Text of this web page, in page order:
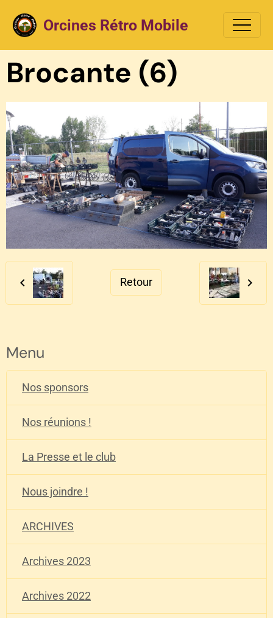
Orcines Rétro Mobile
Brocante (6)
Retour
Menu
Nos sponsors
Nos réunions !
La Presse et le club
Nous joindre !
ARCHIVES
Archives 2023
Archives 2022